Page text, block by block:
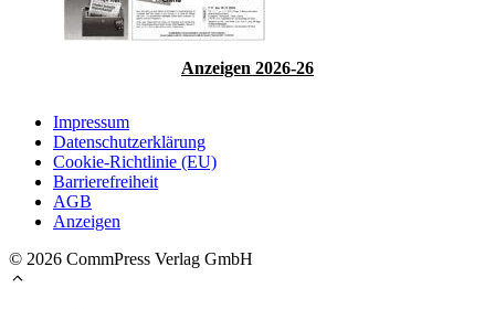
Anzeigen 2026-26
Impressum
Datenschutzerklärung
Cookie-Richtlinie (EU)
Barrierefreiheit
AGB
Anzeigen
© 2026 CommPress Verlag GmbH